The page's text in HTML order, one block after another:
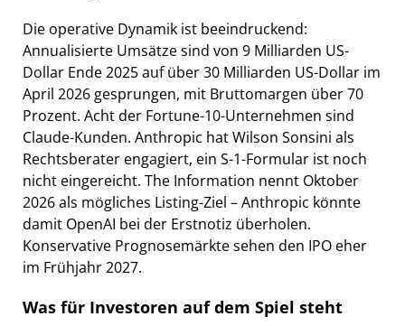
Die operative Dynamik ist beeindruckend:
Annualisierte Umsätze sind von 9 Milliarden US-
Dollar Ende 2025 auf über 30 Milliarden US-Dollar im
April 2026 gesprungen, mit Bruttomargen über 70
Prozent. Acht der Fortune-10-Unternehmen sind
Claude-Kunden. Anthropic hat Wilson Sonsini als
Rechtsberater engagiert, ein S-1-Formular ist noch
nicht eingereicht. The Information nennt Oktober
2026 als mögliches Listing-Ziel – Anthropic könnte
damit OpenAI bei der Erstnotiz überholen.
Konservative Prognosemärkte sehen den IPO eher
im Frühjahr 2027.
Was für Investoren auf dem Spiel steht